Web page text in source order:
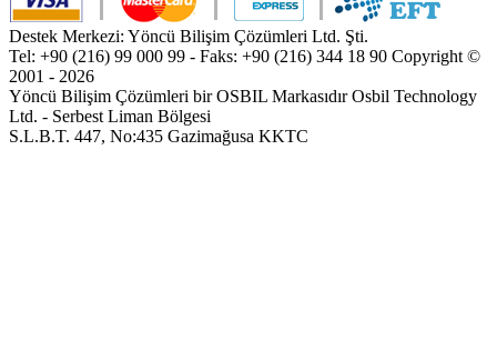
Destek Merkezi: Yöncü Bilişim Çözümleri Ltd. Şti.
Tel: +90 (216) 99 000 99 - Faks: +90 (216) 344 18 90 Copyright ©
2001 - 2026
Yöncü Bilişim Çözümleri bir OSBIL Markasıdır Osbil Technology
Ltd. - Serbest Liman Bölgesi
S.L.B.T. 447, No:435 Gazimağusa KKTC